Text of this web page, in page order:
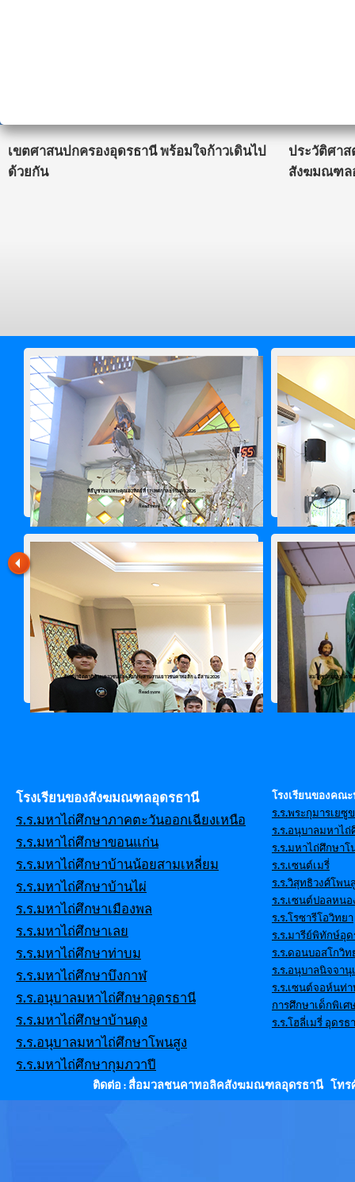
เขตศาสนปกครองอุดรธานี พร้อมใจก้าวเดินไป
ด้วยกัน
ประวัติศาส
สังฆมณฑล
พิธีบูชาขอบพระคุณอาทิตย์ที่ 17 เทศกาลธรรมดา 2026
Read more
สัมมนาจิตตาภิบาลเยาวชน และ ทีมประสานงานเยาวชนคาทอลิก 4 อีสาน 2026
Read more
สมโภชนักบุญเปโตรแ
โรงเรียนของสังฆมณฑลอุดรธานี
ร.ร.มหาไถ่ศึกษาภาคตะวันออกเฉียงเหนือ
ร.ร.มหาไถ่ศึกษาขอนแก่น
ร.ร.มหาไถ่ศึกษาบ้านน้อยสามเหลี่ยม
ร.ร.มหาไถ่ศึกษาบ้านไผ่
ร.ร.มหาไถ่ศึกษาเมืองพล
ร.ร.มหาไถ่ศึกษาเลย
ร.ร.มหาไถ่ศึกษาท่าบม
ร.ร.มหาไถ่ศึกษาบึงกาฬ
ร.ร.อนุบาลมหาไถ่ศึกษาอุดรธานี
ร.ร.มหาไถ่ศึกษาบ้านดุง
ร.ร.อนุบาลมหาไถ่ศึกษาโพนสูง
ร.ร.มหาไถ่ศึกษากุมภวาปี
โรงเรียนของคณ
ร.ร.พระกุมารเยซู
ร.ร.อนุบาลมหาไถ่
ร.ร.มหาไถ่ศึกษา
ร.ร.เซนต์เมรี่
ร.ร.วิสุทธิวงศ์โพน
ร.ร.เซนต์ปอลหนอ
ร.ร.โรซารีโอวิทยา
ร.ร.มารีย์พิทักษ์อุ
ร.ร.ดอนบอสโกวิท
ร.ร.อนุบาลนิจจานุ
ร.ร.เซนต์จอห์นท่
การศึกษาเด็กพิเ
ร.ร.โฮลี่เมรี่ อุดรธ
ติดต่อ : สื่อมวลชนคาทอลิคสังฆมณฑลอุดรธานี โทรศัพ